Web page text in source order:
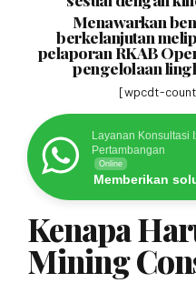
Menawarkan
berkelanjutan
pelaporan RKAB
pengelolaan
[wpcdt-
Layanan Konsultasi
Pertambangan
Online
Memberikan
Kenapa
Mining